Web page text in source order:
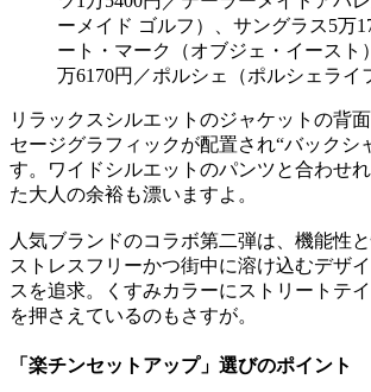
ーメイド ゴルフ）、サングラス5万
ート・マーク（オブジェ・イースト
万6170円／ポルシェ（ポルシェライ
リラックスシルエットのジャケットの背
セージグラフィックが配置され“バックシ
す。ワイドシルエットのパンツと合わせ
た大人の余裕も漂いますよ。
人気ブランドのコラボ第二弾は、機能性
ストレスフリーかつ街中に溶け込むデザ
スを追求。くすみカラーにストリートテ
を押さえているのもさすが。
「楽チンセットアップ」選びのポイント